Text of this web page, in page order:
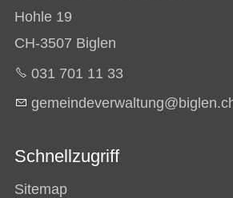
Hohle 19
CH-3507 Biglen
031 701 11 33
g m nd v rw lt ng b gl n
Schnellzugriff
Sitemap